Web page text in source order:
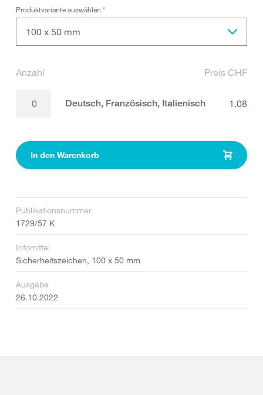
Produktvariante auswählen *
100 x 50 mm
Anzahl Preis CHF
Deutsch, Französisch, Italienisch 1.08
In den Warenkorb
Publikationsnummer
1729/57 K
Infomittel
Sicherheitszeichen, 100 x 50 mm
Ausgabe
26.10.2022